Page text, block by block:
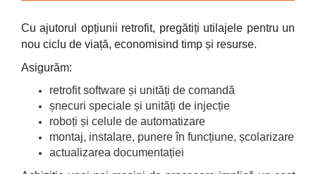
Cu ajutorul opțiunii retrofit, pregătiți utilajele pentru un
nou ciclu de viață, economisind timp și resurse.
Asigurăm:
retrofit software și unități de comandă
șnecuri speciale și unități de injecție
roboți și celule de automatizare
montaj, instalare, punere în funcțiune, școlarizare
actualizarea documentației